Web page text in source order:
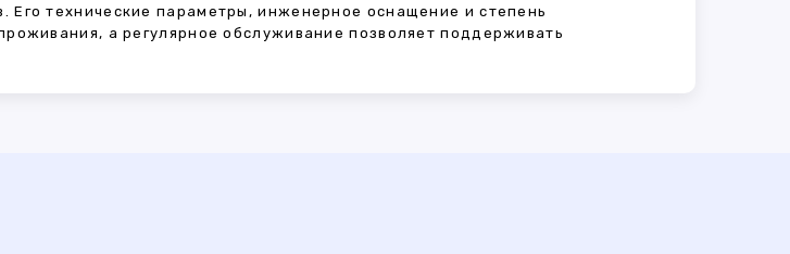
технические параметры, инженерное оснащение и степень
а регулярное обслуживание позволяет поддерживать